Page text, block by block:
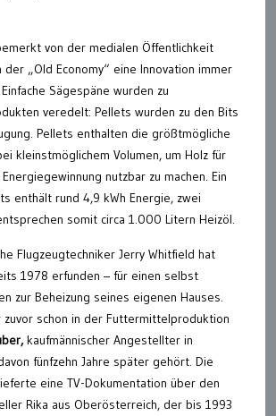
von der medialen Öffentlichkeit
„Old Economy“ eine Innovation immer
Sägespäne wurden zu
veredelt: Pellets wurden zu den Bits
Pellets enthalten die größtmögliche
kleinstmöglichem Volumen, um Holz für
nutzbar zu machen. Ein
enthält rund 4,9 kWh Energie, zwei
somit circa 1.000 Litern Heizöl.
Flugzeugtechniker Jerry Whitfield hat
1978 erfunden – für einen selbst
zur Beheizung seines eigenen Hauses.
zuvor schon in der Futtermittelproduktion
kaufmännischer Angestellter in
fünfzehn Jahre später gehört. Die
eine TV-Dokumentation über den
Rika aus Oberösterreich, der bis 1993